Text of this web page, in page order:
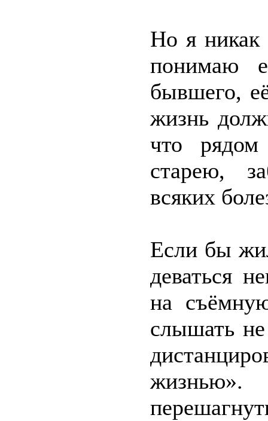
Но я
понимаю
бывшего,
жизнь
что
старею,
всяких
Если бы
деваться
на
слышать